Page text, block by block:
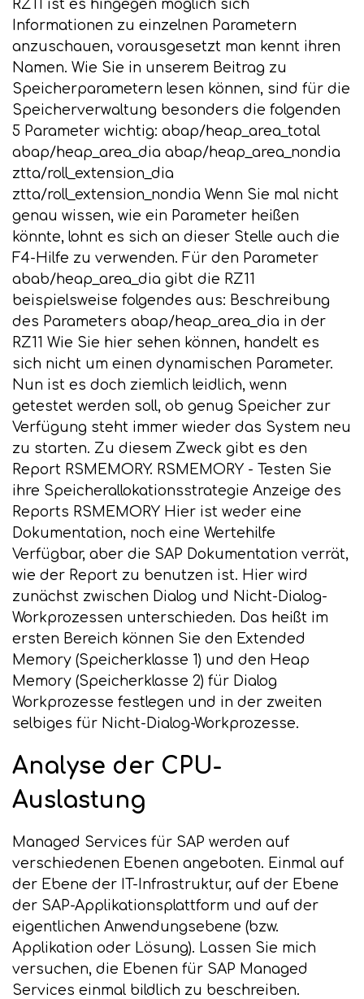
RZ11 ist es hingegen möglich sich
Informationen zu einzelnen Parametern
anzuschauen, vorausgesetzt man kennt ihren
Namen. Wie Sie in unserem Beitrag zu
Speicherparametern lesen können, sind für die
Speicherverwaltung besonders die folgenden
5 Parameter wichtig: abap/heap_area_total
abap/heap_area_dia abap/heap_area_nondia
ztta/roll_extension_dia
ztta/roll_extension_nondia Wenn Sie mal nicht
genau wissen, wie ein Parameter heißen
könnte, lohnt es sich an dieser Stelle auch die
F4-Hilfe zu verwenden. Für den Parameter
abab/heap_area_dia gibt die RZ11
beispielsweise folgendes aus: Beschreibung
des Parameters abap/heap_area_dia in der
RZ11 Wie Sie hier sehen können, handelt es
sich nicht um einen dynamischen Parameter.
Nun ist es doch ziemlich leidlich, wenn
getestet werden soll, ob genug Speicher zur
Verfügung steht immer wieder das System neu
zu starten. Zu diesem Zweck gibt es den
Report RSMEMORY. RSMEMORY - Testen Sie
ihre Speicherallokationsstrategie Anzeige des
Reports RSMEMORY Hier ist weder eine
Dokumentation, noch eine Wertehilfe
Verfügbar, aber die SAP Dokumentation verrät,
wie der Report zu benutzen ist. Hier wird
zunächst zwischen Dialog und Nicht-Dialog-
Workprozessen unterschieden. Das heißt im
ersten Bereich können Sie den Extended
Memory (Speicherklasse 1) und den Heap
Memory (Speicherklasse 2) für Dialog
Workprozesse festlegen und in der zweiten
selbiges für Nicht-Dialog-Workprozesse.
Analyse der CPU-
Auslastung
Managed Services für SAP werden auf
verschiedenen Ebenen angeboten. Einmal auf
der Ebene der IT-Infrastruktur, auf der Ebene
der SAP-Applikationsplattform und auf der
eigentlichen Anwendungsebene (bzw.
Applikation oder Lösung). Lassen Sie mich
versuchen, die Ebenen für SAP Managed
Services einmal bildlich zu beschreiben.